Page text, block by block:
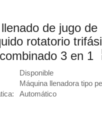
de jugo de
rotatorio
3 en 1
Disponible
Máquina llenadora tipo
Automático